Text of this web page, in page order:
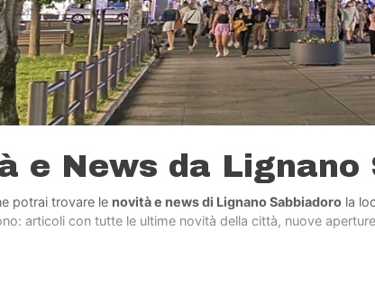
e News da Lignano
potrai trovare le novità e news di Lignano Sabbiadoro la
articoli con tutte le ultime novità della città, nuove